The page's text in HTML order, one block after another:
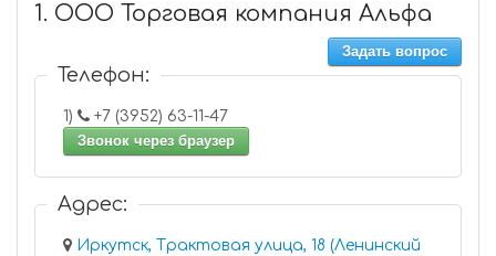
1. ООО Торговая компания Альфа
Задать вопрос
Телефон:
1)
+7 (3952) 63-11-47
Звонок через браузер
Адрес:
Иркутск, Трактовая улица, 18 (Ленинский